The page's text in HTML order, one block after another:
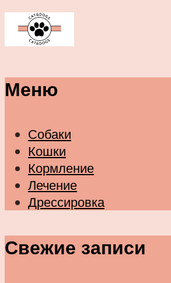
Меню
Собаки
Кошки
Кормление
Лечение
Дрессировка
Свежие записи